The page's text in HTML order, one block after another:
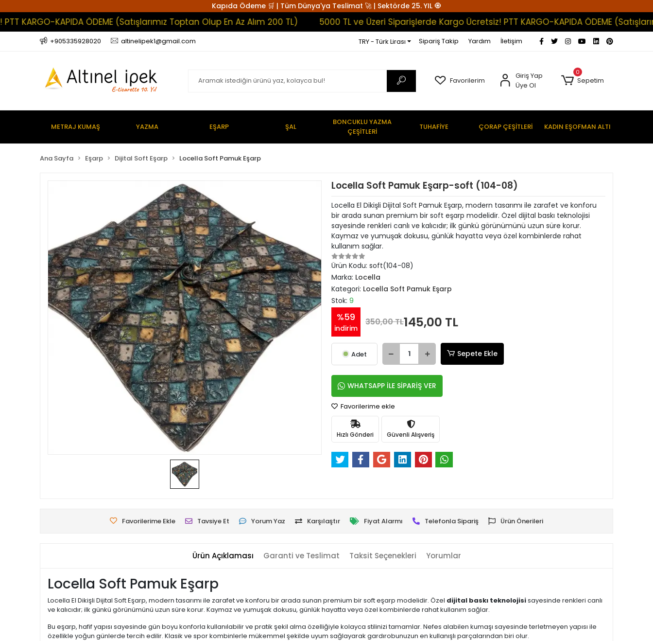
Kapıda Ödeme 🛒 | Tüm Dünya'ya Teslimat 🚀 | Sektörde 25. YIL 🧿
KAPIDA ÖDEME (Satışlarımız Toptan Olup En Az Alım 200 TL) 5000 TL ve Üzeri Siparişlerde Kargo Ücretsiz! PTT KARGO-KAPIDA ÖDEME (Satışlarımız
+905335928020 altinelipek1@gmail.com TRY - Türk Lirası Sipariş Takip Yardım İletişim
Favorilerim
Giriş Yap
Üye Ol
0
Sepetim
METRAJ KUMAŞ YAZMA EŞARP ŞAL
BONCUKLU YAZMA
ÇEŞİTLERİ
TUHAFİYE ÇORAP ÇEŞİTLERİ KADIN EŞOFMAN ALTI
Ana Sayfa Eşarp Dijital Soft Eşarp Locella Soft Pamuk Eşarp
Locella Soft Pamuk Eşarp-soft (104-08)
Locella El Dikişli Dijital Soft Pamuk Eşarp, modern tasarımı ile zarafet ve konforu
bir arada sunan premium bir soft eşarp modelidir. Özel dijital baskı teknolojisi
sayesinde renkleri canlı ve kalıcıdır; ilk günkü görünümünü uzun süre korur.
Kaymaz ve yumuşak dokusu, günlük hayatta veya özel kombinlerde rahat
kullanım sağlar.
Ürün Kodu: soft(104-08)
Marka: Locella
Kategori: Locella Soft Pamuk Eşarp
Stok: 9
%59
indirim
350,00 TL145,00 TL
Adet Sepete Ekle
WHATSAPP İLE SİPARİŞ VER
Favorilerime ekle
Hızlı Gönderi Güvenli Alışveriş
Favorilerime Ekle Tavsiye Et Yorum Yaz Karşılaştır Fiyat Alarmı Telefonla Sipariş Ürün Önerileri
Ürün Açıklaması Garanti ve Teslimat Taksit Seçenekleri Yorumlar
Locella Soft Pamuk Eşarp
Locella El Dikişli Dijital Soft Eşarp, modern tasarımı ile zarafet ve konforu bir arada sunan premium bir soft eşarp modelidir. Özel dijital baskı teknolojisisayesinde renkleri canlı
ve kalıcıdır; ilk günkü görünümünü uzun süre korur. Kaymaz ve yumuşak dokusu, günlük hayatta veya özel kombinlerde rahat kullanım sağlar.
Bu eşarp, hafif yapısı sayesinde gün boyu konforla kullanılabilir ve pratik şekil alma özelliğiyle kolayca stilinizi tamamlar. Nefes alabilen kumaşı sayesinde terletmeyen yapısı ile
özellikle yoğun günlerde tercih edilir. Klasik ve spor kombinlerle mükemmel şekilde uyum sağlayarak gardırobunuzun en kullanışlı parçalarından biri olur.